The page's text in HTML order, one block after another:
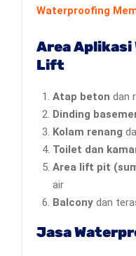
Waterproofing
Area
Lift
Atap beton dan
Dinding
Kolam renang
Toilet dan
Area lift pit
air
Balconydan
Jasa